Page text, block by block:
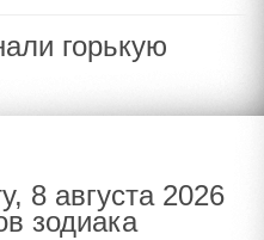
горькую
8 августа 2026
зодиака